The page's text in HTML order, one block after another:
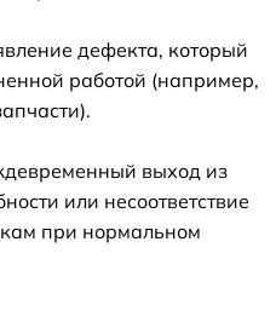
дефекта, который
работой (например,
выход из
или несоответствие
при нормальном